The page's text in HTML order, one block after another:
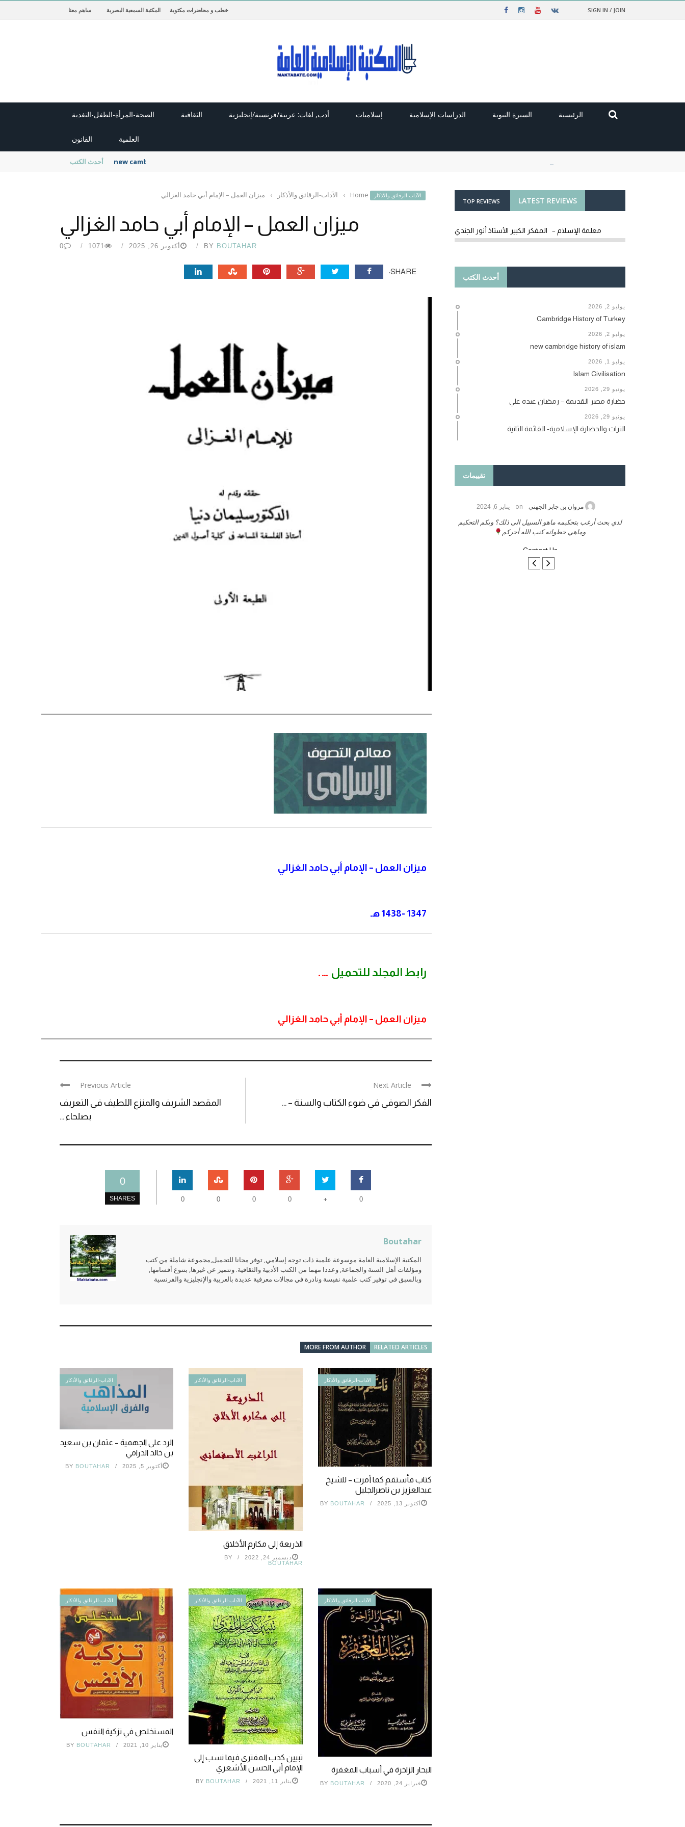
SIGN IN / JOIN خطب و محاضرات مكتوبة المكتبة السمعية البصرية ساهم معنا
الرئيسية السيرة النبوية الدراسات الإسلامية إسلاميات أدب, لغات: عربية/فرنسية/إنجليزية الثقافية الصحة-المرأة-الطفل-التغدية
العلمية القانون
أحدث الكتب new cambridge history of islam
الآداب-الرقائق والأذكار Home
› الآداب-الرقائق والأذكار › ميزان العمل – الإمام أبي حامد الغزالي
ميزان العمل – الإمام أبي حامد الغزالي
BY BOUTAHAR أكتوبر 26, 2025 1071
0
SHARE:
ميزان العمل – الإمام أبي حامد الغزالي
1347 -1438 هـ
رابط المجلد للتحميل ….
ميزان العمل – الإمام أبي حامد الغزالي
Previous Article
المقصد الشريف والمنزع اللطيف في التعريف
بصلحاء ...
Next Article
الفكر الصوفي في ضوء الكتاب والسنة – ...
0
SHARES 0
+
0
0
0
0
Boutahar
المكتبة الإسلامية العامة موسوعة علمية ذات توجه إسلامي, توفر مجانا للتحميل,مجموعة شاملة من كتب
ومؤلفات أهل السنة والجماعة, وعددا مهما من الكتب الأدبية والثقافية. وتتميز عن غيرها, بتنوع أقسامها,
وبالسبق في توفير كتب علمية نفيسة ونادرة في مجالات معرفية عديدة بالعربية والإنجليزية والفرنسية
RELATED ARTICLES
MORE FROM AUTHOR
الآداب-الرقائق والأذكار
الرد على الجهمية – عثمان بن سعيد
بن خالد الدرامي
أكتوبر 5, 2025 BY BOUTAHAR
الآداب-الرقائق والأذكار
الذريعة إلى مكارم الأخلاق
ديسمبر 24, 2022
BY
BOUTAHAR
الآداب-الرقائق والأذكار
كتاب فأستقم كما أمرت – للشيخ
عبدالعزيز بن ناصرالجليل
أكتوبر 13, 2025 BY BOUTAHAR
الآداب-الرقائق والأذكار
المستخلص في تزكية النفس
يناير 10, 2021 BY BOUTAHAR
الآداب-الرقائق والأذكار
تبيين كذب المفتري فيما نسب إلى
الإمام أبي الحسن الأشعري
يناير 11, 2021 BY BOUTAHAR
الآداب-الرقائق والأذكار
البحار الزاخرة في أسباب المغفرة
فبراير 24, 2020 BY BOUTAHAR
LATEST REVIEWS
TOP REVIEWS
معلمة الإسلام – المفكر الكبير الأستاذ أنور الجندي
أحدث الكتب
يوليو 2, 2026
Cambridge History of Turkey
يوليو 2, 2026
new cambridge history of islam
يوليو 1, 2026
Islam Civilisation
يونيو 29, 2026
حضارة مصر القديمة – رمضان عبده علي
يونيو 29, 2026
التراث والحضارة الإسلامية- القائمة الثانية
تقييمات
مروان بن جابر الجهني on يناير 6, 2024
لدي بحث أرغب بتحكيمه ماهو السبيل الى ذلك؟ وبكم التحكيم
وماهي خطواته كتب الله أجركم
Contact Us